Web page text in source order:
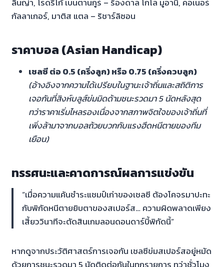
กัลลาเกอร์, มาติส แตล – ริชาร์ลิซอน
ราคาบอล (Asian Handicap)
เชลซี ต่อ 0.5 (ครึ่งลูก) หรือ 0.75 (ครึ่งควบลูก)
(อ้างอิงจากความได้เปรียบในฐานะเจ้าถิ่นและสถิติการ
เจอกันที่สิงห์บลูส์ข่มมิดด้ามชนะรวดมา 5 นัดหลังสุด
ทว่าราคาเริ่มไหลรองเนื่องจากสภาพจิตใจของเจ้าถิ่นที่
เพิ่งล้ามาจากบอลถ้วยบวกกับแรงฮึดหนีตายของทีม
เยือน)
ทรรศนะและคาดการณ์ผลการแข่งขัน
“เมื่อความแค้นชำระแชมป์เก่าของเชลซี ต้องโคจรมาปะทะ
กับพิกัดหนีตายยิบตาของสเปอร์ส… ความผิดพลาดเพียง
เสี้ยววินาทีจะตัดสินเกมลอนดอนดาร์บี้พิกัดนี้”
หากดูจากประวัติศาสตร์การเจอกัน เชลซีข่มสเปอร์สอยู่หมัด